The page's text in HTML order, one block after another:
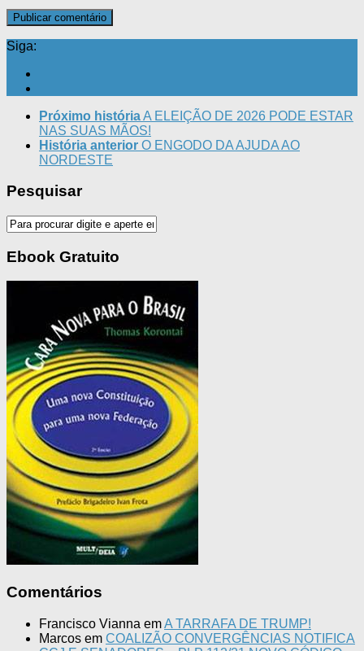
Siga:
Próximo históriaA ELEIÇÃO DE 2026 PODE ESTAR
NAS SUAS MÃOS!
História anterior O ENGODO DA AJUDA AO
NORDESTE
Pesquisar
Ebook Gratuito
Comentários
Francisco Vianna emA TARRAFA DE TRUMP!
Marcos em COALIZÃO CONVERGÊNCIAS NOTIFICA